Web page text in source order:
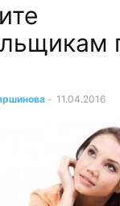
- 11.04.2016